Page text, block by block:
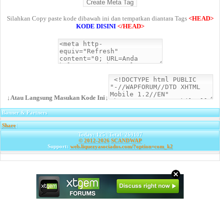
Silahkan Copy paste kode dibawah ini dan tempatkan diantara Tags <HEAD>
KODE DISINI </HEAD>
↓Atau Langsung Masukan Kode Ini↓
Banner & Partners
Share|
Today: 125 | Total: 269107
© 2012-2026 SCANDWAP
Support: web.liquezyasociados.com/?option=com_k2